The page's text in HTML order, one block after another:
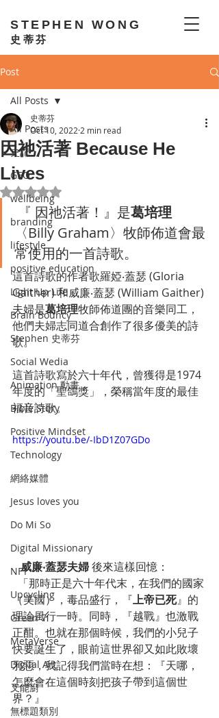
STEPHEN WONG
史蒂芬
Post
All Posts
史記
GEO
wellbeing
branding
lifestyle
positive education
Light Up Life
Brain Bouncy
Stephen 史蒂芬
Social Wedia
Animation 動畫
Bible Story
Positive Mindset
Technology
網絡媒體
Jesus loves you
Do Mi So
Digital Missionary
NFT
Upcycling
Green 7
MetaVerse
Digital Art
叉能廚
無標題類別
All Posts
因祂活著 Because He
Lives
史蒂芬
Oct 10, 2022 2 min read
Rated NaN out of 5 stars.
『 因祂活著！』是葛培理
〈Billy Graham〉牧師佈道會最
常使用的一首詩歌。
這首詩歌的作者歌羅婭‧蓋瑟 (Gloria
Gaither) 和威廉‧蓋瑟 (William Gaither)
夫婦是葛培理牧師佈道團的音樂同工，
他們夫婦志同道合創作了很多優美的詩
歌。
這首詩歌寫於六十年代，曾獲得是1974
年度的「聖鴿獎」，榮稱當年度的最佳
福音詩歌。
https://youtu.be/-IbD1Z07GDo
威廉‧蓋瑟夫婦 後來這樣回憶：
（美國），毒品盛行，『上帝已死』的
理論風行一時。同時，『越戰』也激戰
正酣。也就在那個時候，我們的小兒子
快要誕生了，眼前這世界卻又如此敗壞
邪惡，我記得我們當時在想：『天哪，
怎麼會在這個時刻把孩子帶到這個世
界？』